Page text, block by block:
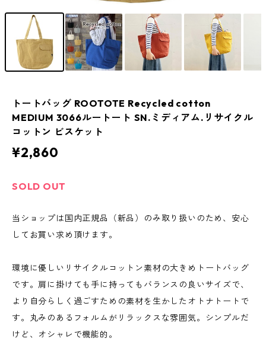
トートバッグ ROOTOTE Recycled cotton
MEDIUM 3066ルートート SN.ミディアム.リサイクル
コットン ビスケット
¥2,860
SOLD OUT
当ショップは国内正規品（新品）のみ取り扱いのため、安心
してお買い求め頂けます。
環境に優しいリサイクルコットン素材の大きめトートバッグ
です。肩に掛けても手に持ってもバランスの良いサイズで、
より自分らしく過ごすための素材を生かしたオトナトートで
す。丸みのあるフォルムがリラックスな雰囲気。シンプルだ
けど、オシャレで機能的。